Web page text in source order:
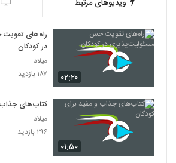
ویدیوهای مرتبط
۰۲:۲۰
راه‌های
در کودکان
میلاد
۱۸۷ بازدید
۰۱:۵۰
کتاب‌های جذاب
میلاد
۲۹۶ بازدید